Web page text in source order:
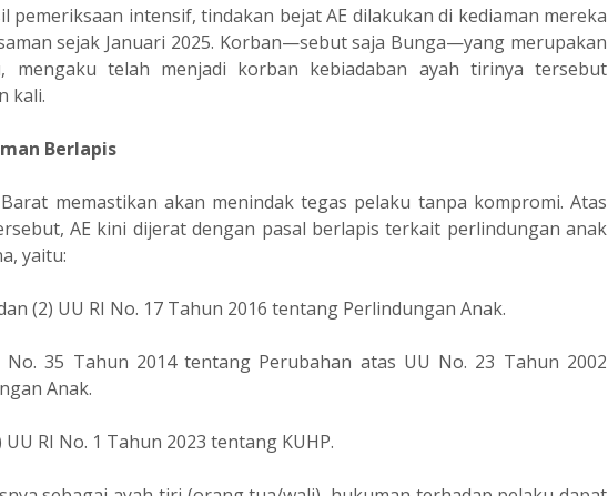
pemeriksaan intensif, tindakan bejat AE dilakukan di kediaman mereka
sejak Januari 2025. Korban—sebut saja Bunga—yang merupakan
mengaku telah menjadi korban kebiadaban ayah tirinya tersebut
kali.
Berlapis
memastikan akan menindak tegas pelaku tanpa kompromi. Atas
AE kini dijerat dengan pasal berlapis terkait perlindungan anak
yaitu:
(2) UU RI No. 17 Tahun 2016 tentang Perlindungan Anak.
No. 35 Tahun 2014 tentang Perubahan atas UU No. 23 Tahun 2002
Anak.
UU RI No. 1 Tahun 2023 tentang KUHP.